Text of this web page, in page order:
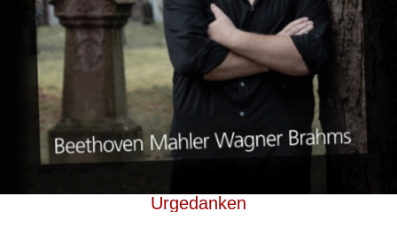
Urgedanken